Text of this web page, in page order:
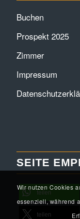
Buchen
Prospekt 2025
Zimmer
Impressum
SEITE
teilen
teilen
Wir nutzen Cookies
essenziell, während